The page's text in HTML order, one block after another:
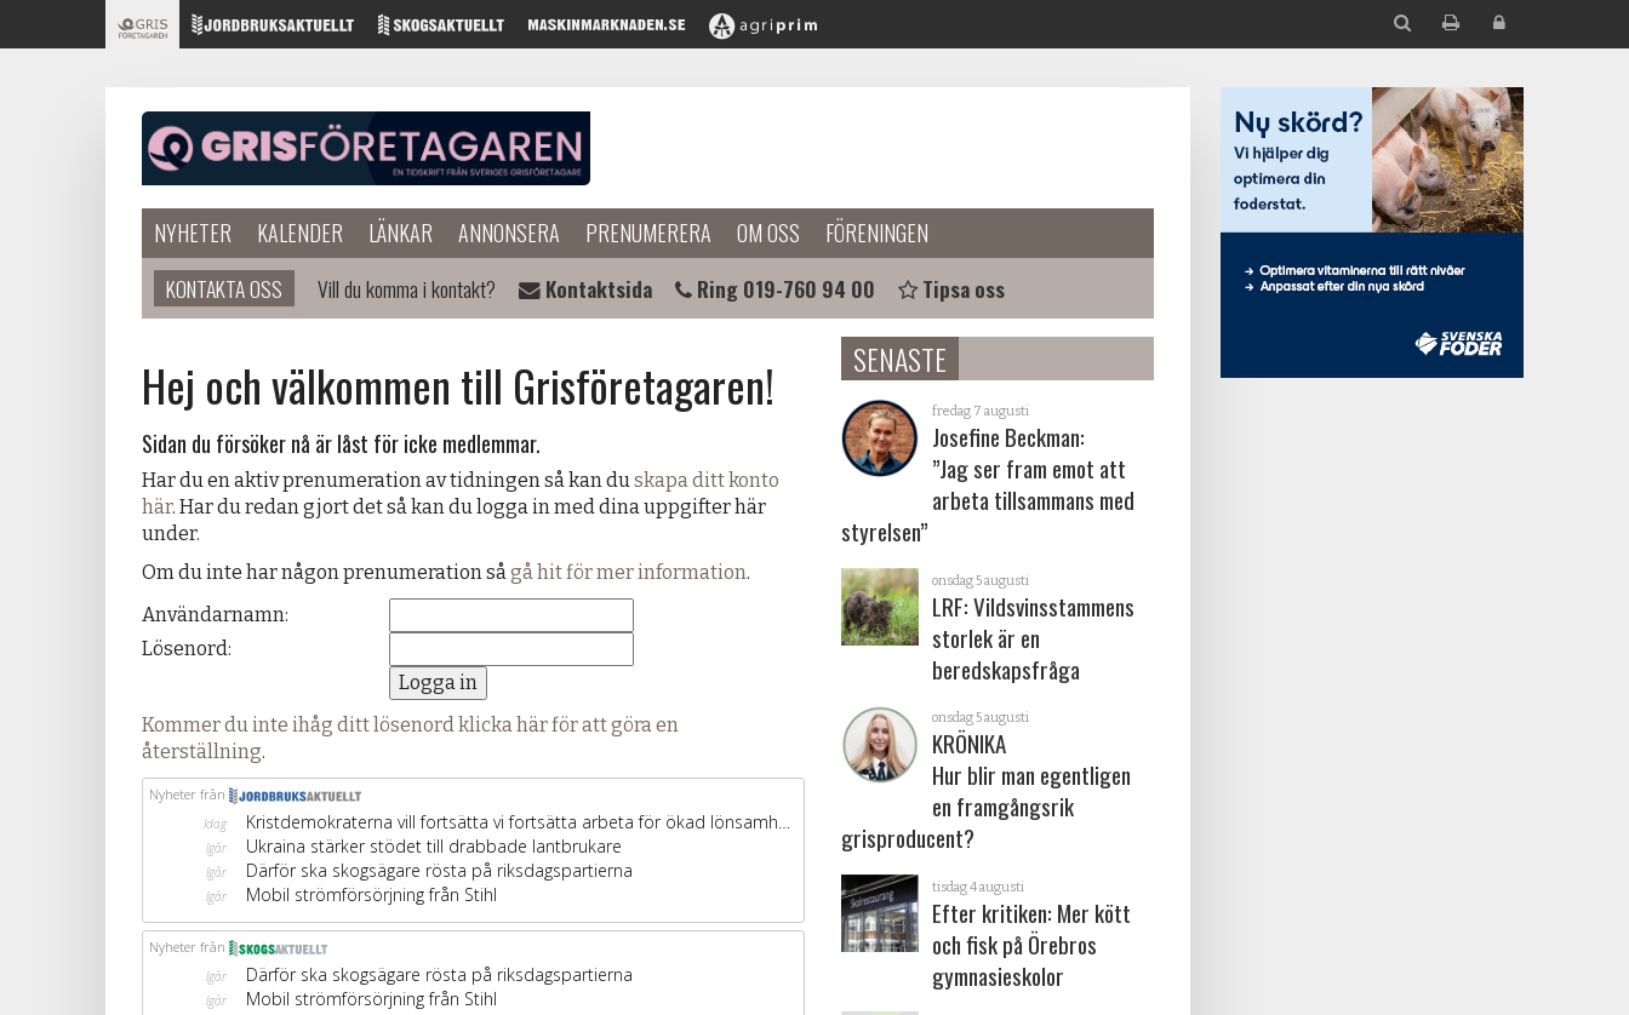
NYHETER KALENDER LÄNKAR ANNONSERA PRENUMERERA OM OSS
FÖRENINGEN
KONTAKTA OSS
Vill du komma i kontakt? Kontaktsida Ring 019-760 94 00 Tipsa oss
Hej och välkommen till Grisföretagaren!
Sidan du försöker nå är låst för icke medlemmar.
Har du en aktiv prenumeration av tidningen så kan duskapa ditt konto
här. Har du redan gjort det så kan du logga in med dina uppgifter här
under.
Om du inte har någon prenumeration sågå hit för mer information.
Användarnamn:
Lösenord:
Kommer du inte ihåg ditt lösenord klicka här för att göra en
återställning.
SENASTE
fredag 7 augusti
Josefine Beckman:
”Jag ser fram emot att
arbeta tillsammans med
styrelsen”
onsdag 5 augusti
LRF: Vildsvinsstammens
storlek är en
beredskapsfråga
onsdag 5 augusti
KRÖNIKA
Hur blir man egentligen
en framgångsrik
grisproducent?
tisdag 4 augusti
Efter kritiken: Mer kött
och fisk på Örebros
gymnasieskolor